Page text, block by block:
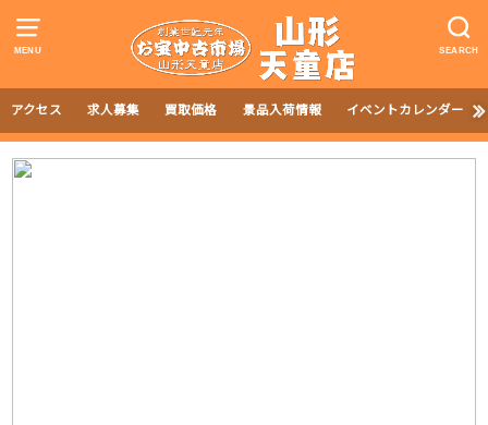
MENU SEARCH
アクセス 求人募集 買取価格 景品入荷情報 イベントカレンダー